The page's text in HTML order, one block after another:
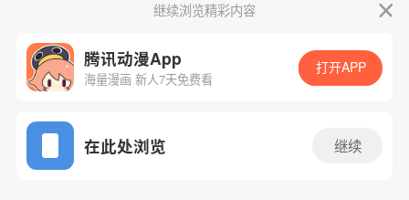
App免费看
继续浏览精彩内容
腾讯动漫App
海量漫画 新人7天免费看
打开APP
在此处浏览 继续